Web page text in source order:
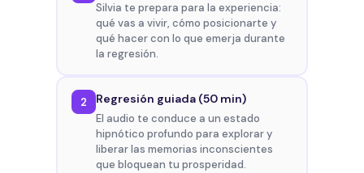
Silvia te prepara para la experiencia:
qué vas a vivir, cómo posicionarte y
qué hacer con lo que emerja durante
la regresión.
2 Regresión guiada (50 min)
El audio te conduce a un estado
hipnótico profundo para explorar y
liberar las memorias inconscientes
que bloquean tu prosperidad.